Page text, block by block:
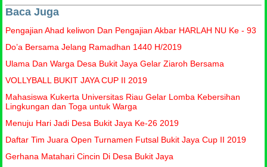
Baca Juga
Pengajian Ahad keliwon Dan Pengajian Akbar HARLAH NU Ke - 93
Do’a Bersama Jelang Ramadhan 1440 H/2019
Ulama Dan Warga Desa Bukit Jaya Gelar Ziaroh Bersama
VOLLYBALL BUKIT JAYA CUP II 2019
Mahasiswa Kukerta Universitas Riau Gelar Lomba Kebersihan
Lingkungan dan Toga untuk Warga
Menuju Hari Jadi Desa Bukit Jaya Ke-26 2019
Daftar Tim Juara Open Turnamen Futsal Bukit Jaya Cup II 2019
Gerhana Matahari Cincin Di Desa Bukit Jaya